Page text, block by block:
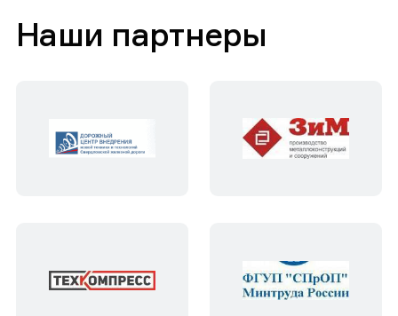
Наши партнеры